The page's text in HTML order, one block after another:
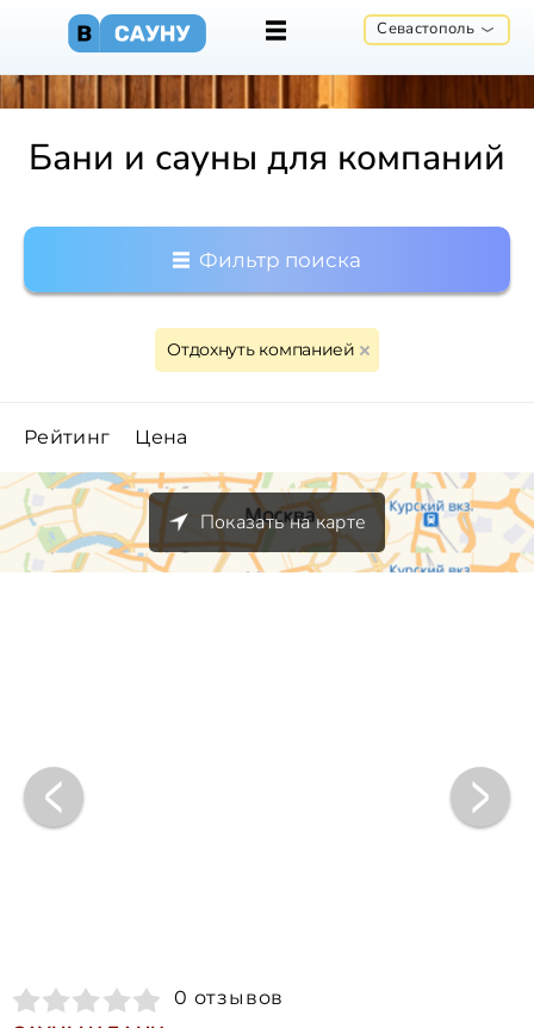
Севастополь
Бани и сауны для компаний
Фильтр поиска
Отдохнуть компанией
Рейтинг Цена
Показать на карте
0 отзывов